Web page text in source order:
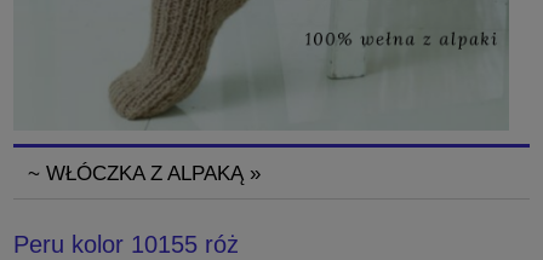
~ WŁÓCZKA Z ALPAKĄ »
Peru kolor 10155 róż